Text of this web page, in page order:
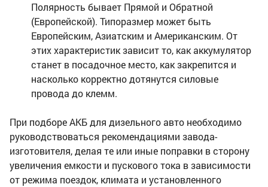
Полярность бывает Прямой и Обратной
(Европейской). Типоразмер может быть
Европейским, Азиатским и Американским. От
этих характеристик зависит то, как аккумулятор
станет в посадочное место, как закрепится и
насколько корректно дотянутся силовые
провода до клемм.
При подборе АКБ для дизельного авто необходимо
руководствоваться рекомендациями завода-
изготовителя, делая те или иные поправки в сторону
увеличения емкости и пускового тока в зависимости
от режима поездок, климата и установленного